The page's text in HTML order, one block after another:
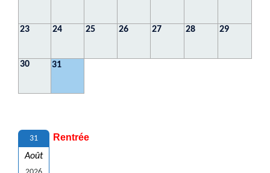
23 24 25 26 27 28 29
30 31
31
Août
Rentrée